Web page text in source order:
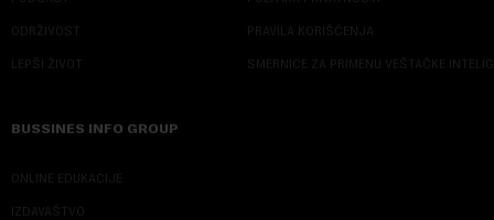
ODRŽIVOST
LEPŠI ŽIVOT
PRAVILA KORIŠĆENJA
SMERNICE ZA PRIMENU VEŠTAČKE
BUSSINES INFO GROUP
ONLINE EDUKACIJE
IZDAVAŠTVO